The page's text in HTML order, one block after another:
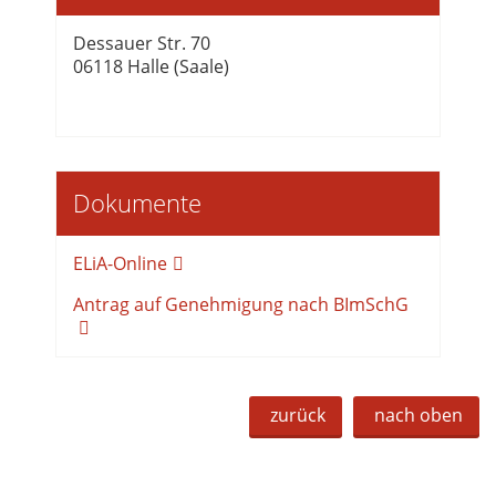
Dessauer Str. 70
06118 Halle (Saale)
Dokumente
ELiA-Online
Antrag auf Genehmigung nach BImSchG
zurück nach oben